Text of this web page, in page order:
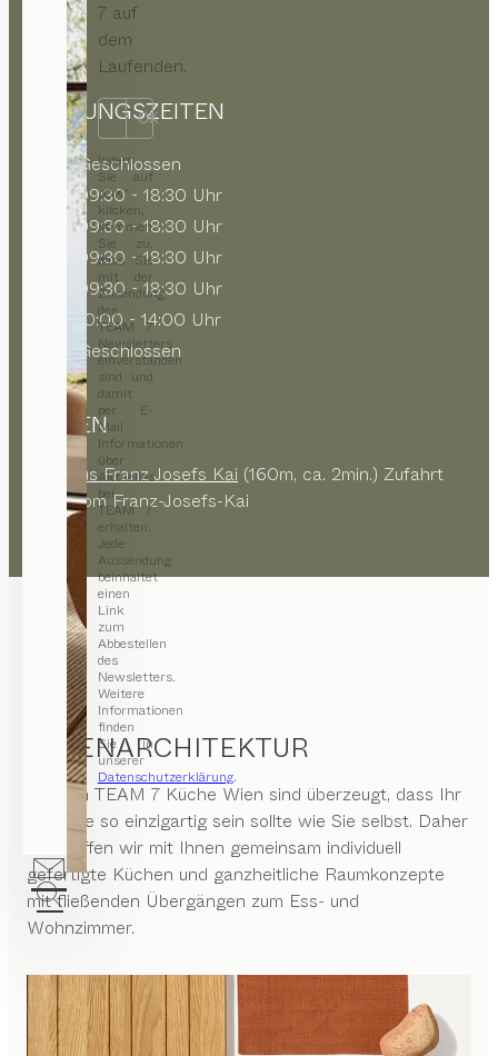
7 auf
dem
Laufenden.
OK
Indem
Sie auf
„OK“
klicken,
stimmen
Sie zu,
dass Sie
mit der
Zusendung
des
TEAM 7
Newsletters
einverstanden
sind und
damit
per E-
Mail
Informationen
über
Aktuelles
bei
TEAM 7
erhalten.
Jede
Aussendung
beinhaltet
einen
Link
zum
Abbestellen
des
Newsletters.
Weitere
Informationen
finden
Sie in
unserer
Datenschutzerklärung.
ÖFFNUNGSZEITEN
Geschlossen
09:30 - 18:30 Uhr
09:30 - 18:30 Uhr
09:30 - 18:30 Uhr
09:30 - 18:30 Uhr
10:00 - 14:00 Uhr
Geschlossen
PARKEN
Parkhaus Franz Josefs Kai (160m, ca. 2min.) Zufahrt
direkt vom Franz-Josefs-Kai
INNENARCHITEKTUR
Wir von TEAM 7 Küche Wien sind überzeugt, dass Ihr
Zuhause so einzigartig sein sollte wie Sie selbst. Daher
erschaffen wir mit Ihnen gemeinsam individuell
gefertigte Küchen und ganzheitliche Raumkonzepte
mit fließenden Übergängen zum Ess- und
Wohnzimmer.